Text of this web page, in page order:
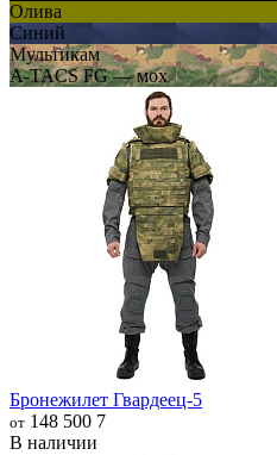
Олива
Синий
Мультикам
A-TACS FG — мох
Бронежилет Гвардеец-5
от 148 500 7
В наличии